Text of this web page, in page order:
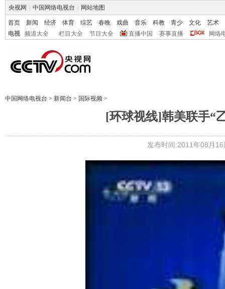
央视网 中国网络电视台 网站地图
首页 新闻 经济 体育 综艺 春晚 戏曲 音乐 科教 青少 文化
艺术
电视
频道大全 栏目大全 节目大全 直播中国 赛事直播 网络
中国网络电视台 > 新闻台 > 国际视频 >
[环球视线]韩美联手“
发布时间:2011年08月